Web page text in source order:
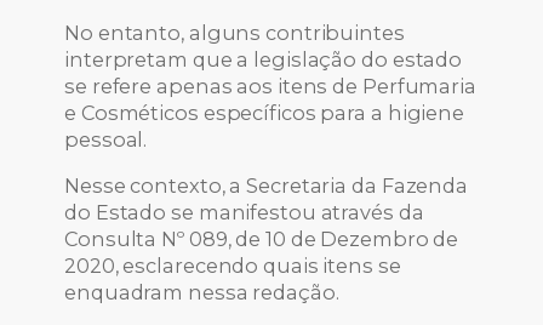
No entanto, alguns contribuintes
interpretam que a legislação do estado
se refere apenas aos itens de Perfumaria
e Cosméticos específicos para a higiene
pessoal.
Nesse contexto, a Secretaria da Fazenda
do Estado se manifestou através da
Consulta Nº 089, de 10 de Dezembro de
2020, esclarecendo quais itens se
enquadram nessa redação.